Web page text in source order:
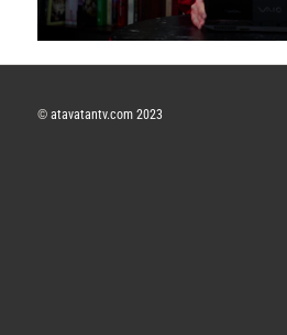
d
©atavatantv.com 2023